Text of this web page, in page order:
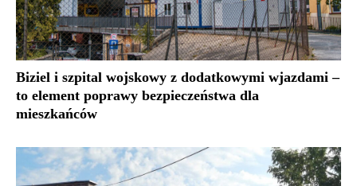
Biziel i szpital wojskowy z dodatkowymi wjazdami –
to element poprawy bezpieczeństwa dla
mieszkańców